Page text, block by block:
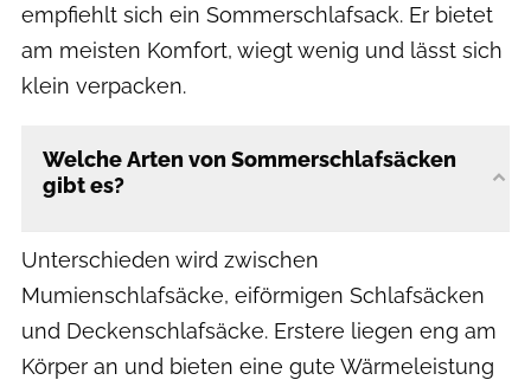
empfiehlt sich ein Sommerschlafsack. Er bietet
am meisten Komfort, wiegt wenig und lässt sich
klein verpacken.
Welche Arten von Sommerschlafsäcken
gibt es?
Unterschieden wird zwischen
Mumienschlafsäcke, eiförmigen Schlafsäcken
und Deckenschlafsäcke. Erstere liegen eng am
Körper an und bieten eine gute Wärmeleistung